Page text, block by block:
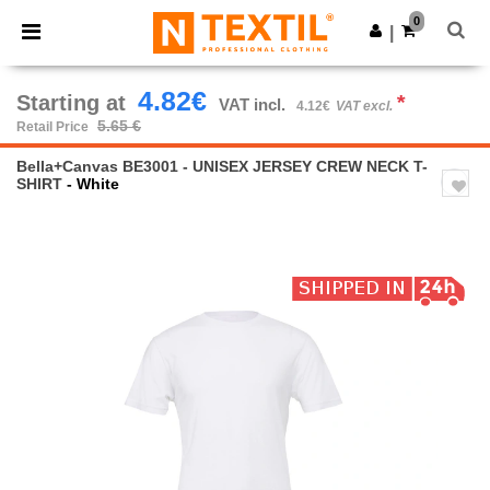
× Ntextil App
Better prices on app!
Get the app
0
Starting at 4.82€ VAT incl. 4.12€ VAT excl. *
Retail Price 5.65 €
Bella+Canvas BE3001 - UNISEX JERSEY CREW NECK T-
SHIRT - White